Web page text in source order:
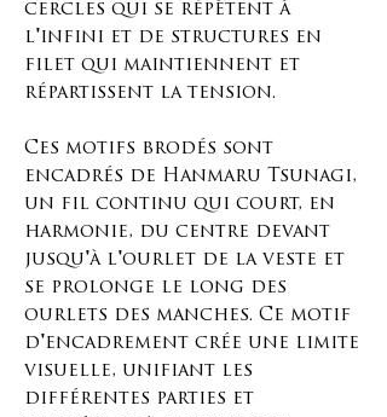
cercles qui se répètent à
l'infini et de structures en
filet qui maintiennent et
répartissent la tension.
Ces motifs brodés sont
encadrés de Hanmaru Tsunagi,
un fil continu qui court, en
harmonie, du centre devant
jusqu'à l'ourlet de la veste et
se prolonge le long des
ourlets des manches. Ce motif
d'encadrement crée une limite
visuelle, unifiant les
différentes parties et